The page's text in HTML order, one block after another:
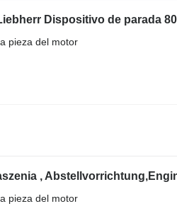
pieza del motor
pieza del motor